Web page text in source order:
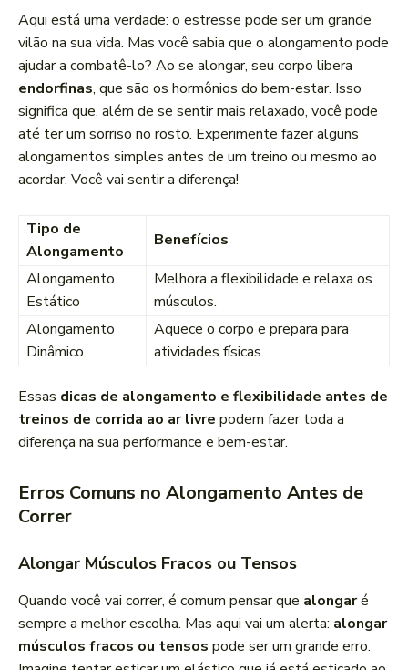
Aqui está uma verdade: o estresse pode ser um grande
vilão na sua vida. Mas você sabia que o alongamento pode
ajudar a combatê-lo? Ao se alongar, seu corpo libera
endorfinas, que são os hormônios do bem-estar. Isso
significa que, além de se sentir mais relaxado, você pode
até ter um sorriso no rosto. Experimente fazer alguns
alongamentos simples antes de um treino ou mesmo ao
acordar. Você vai sentir a diferença!
Tipo de
Alongamento
Benefícios
Alongamento
Estático
Melhora a flexibilidade e relaxa os
músculos.
Alongamento
Dinâmico
Aquece o corpo e prepara para
atividades físicas.
Essas dicas de alongamento e flexibilidade antes de
treinos de corrida ao ar livre podem fazer toda a
diferença na sua performance e bem-estar.
Erros Comuns no Alongamento Antes de
Correr
Alongar Músculos Fracos ou Tensos
Quando você vai correr, é comum pensar que alongaré
sempre a melhor escolha. Mas aqui vai um alerta: alongar
músculos fracos ou tensos pode ser um grande erro.